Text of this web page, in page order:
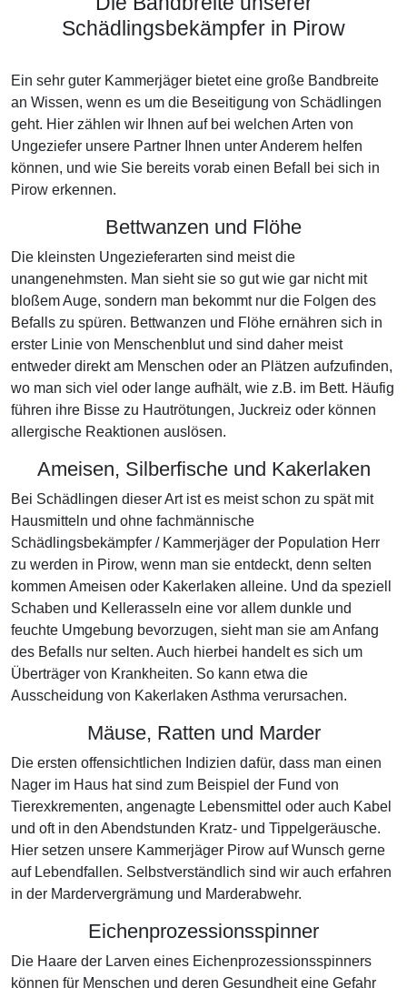
Schädlingsbekämpfer in Pirow
Ein sehr guter Kammerjäger bietet eine große Bandbreite
an Wissen, wenn es um die Beseitigung von Schädlingen
geht. Hier zählen wir Ihnen auf bei welchen Arten von
Ungeziefer unsere Partner Ihnen unter Anderem helfen
können, und wie Sie bereits vorab einen Befall bei sich in
Pirow erkennen.
Bettwanzen und Flöhe
Die kleinsten Ungezieferarten sind meist die
unangenehmsten. Man sieht sie so gut wie gar nicht mit
bloßem Auge, sondern man bekommt nur die Folgen des
Befalls zu spüren. Bettwanzen und Flöhe ernähren sich in
erster Linie von Menschenblut und sind daher meist
entweder direkt am Menschen oder an Plätzen aufzufinden,
wo man sich viel oder lange aufhält, wie z.B. im Bett. Häufig
führen ihre Bisse zu Hautrötungen, Juckreiz oder können
allergische Reaktionen auslösen.
Ameisen, Silberfische und Kakerlaken
Bei Schädlingen dieser Art ist es meist schon zu spät mit
Hausmitteln und ohne fachmännische
Schädlingsbekämpfer / Kammerjäger der Population Herr
zu werden in Pirow, wenn man sie entdeckt, denn selten
kommen Ameisen oder Kakerlaken alleine. Und da speziell
Schaben und Kellerasseln eine vor allem dunkle und
feuchte Umgebung bevorzugen, sieht man sie am Anfang
des Befalls nur selten. Auch hierbei handelt es sich um
Überträger von Krankheiten. So kann etwa die
Ausscheidung von Kakerlaken Asthma verursachen.
Mäuse, Ratten und Marder
Die ersten offensichtlichen Indizien dafür, dass man einen
Nager im Haus hat sind zum Beispiel der Fund von
Tierexkrementen, angenagte Lebensmittel oder auch Kabel
und oft in den Abendstunden Kratz- und Tippelgeräusche.
Hier setzen unsere Kammerjäger Pirow auf Wunsch gerne
auf Lebendfallen. Selbstverständlich sind wir auch erfahren
in der Mardervergrämung und Marderabwehr.
Eichenprozessionsspinner
Die Haare der Larven eines Eichenprozessionsspinners
können für Menschen und deren Gesundheit eine Gefahr